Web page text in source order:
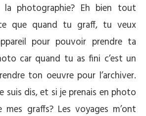
photographie? Eh bien tout
que quand tu graff, tu veux
pour pouvoir prendre ta
car quand tu as fini c’est un
ton oeuvre pour l’archiver.
suis dis, et si je prenais en photo
graffs? Les voyages m’ont